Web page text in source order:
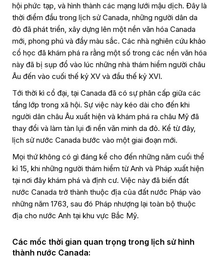
hội phức tạp, và hình thành các mạng lưới mậu dịch. Đây là
thời điểm đầu trong lịch sử Canada, những người dân da
đỏ đã phát triển, xây dựng lên một nền văn hóa Canada
mới, phong phú và đầy màu sắc. Các nhà nghiên cứu khảo
cổ học đã khám phá ra rằng một số trong các nền văn hóa
này đã bị sụp đổ vào lúc những nhà thám hiểm người châu
Âu đến vào cuối thế kỷ XV và đầu thế kỷ XVI.
Tới thời kì cổ đại, tại Canada đã có sự phân cấp giữa các
tầng lớp trong xã hội. Sự việc này kéo dài cho đến khi
người dân châu Âu xuất hiện và khám phá ra châu Mỹ đã
thay đổi và làm tàn lụi đi nền văn minh da đỏ. Kể từ đây,
lịch sử nước Canada bước vào một giai đoạn mới.
Mọi thứ không có gì đáng kể cho đến những năm cuối thể
kỉ 15, khi những người thám hiểm từ Anh và Pháp xuất hiện
tại nơi đây khám phá và định cư. Việc này đã biến đất
nước Canada trở thành thuộc địa của đất nước Pháp vào
những năm 1763, sau đó Pháp nhượng lại toàn bộ thuộc
địa cho nước Anh tại khu vực Bắc Mỹ.
Các mốc thời gian quan trọng trong lịch sử hình
thành nước Canada: